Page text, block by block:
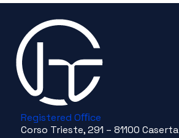
Registered Oﬃce
Corso Trieste, 291 – 81100 Caserta